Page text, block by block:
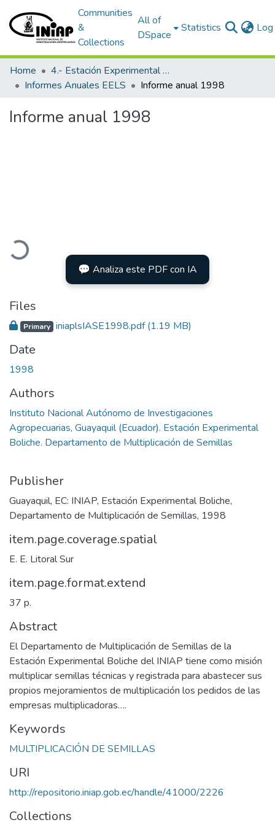
Communities
&
Collections
All of
DSpace
Statistics
Home
4.- Estación Experimental Litoral Sur
Informes Anuales EELS
Informe anual 1998
Informe anual 1998
💬 Analiza este PDF con IA
Files
Primary iniaplsIASE1998.pdf(1.19 MB)
Date
1998
Authors
Instituto Nacional Autónomo de Investigaciones
Agropecuarias, Guayaquil (Ecuador). Estación Experimental
Boliche. Departamento de Multiplicación de Semillas
Publisher
Guayaquil, EC: INIAP, Estación Experimental Boliche,
Departamento de Multiplicación de Semillas, 1998
item.page.coverage.spatial
E. E. Litoral Sur
item.page.format.extend
37 p.
Abstract
El Departamento de Multiplicación de Semillas de la
Estación Experimental Boliche del INIAP tiene como misión
multiplicar semillas técnicas y registrada para abastecer sus
propios mejoramientos de multiplicación los pedidos de las
empresas multiplicadoras….
Keywords
MULTIPLICACIÓN DE SEMILLAS
URI
http://repositorio.iniap.gob.ec/handle/41000/2226
Collections